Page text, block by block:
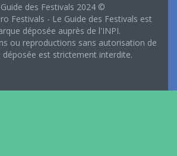
des Festivals 2024 ©
Festivals - Le Guide des Festivals est
déposée auprès de l'INPI.
ou reproductions sans autorisation de
déposée est strictement interdite.